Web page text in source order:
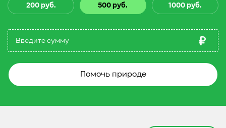
200 руб. 500 руб. 1000 руб.
Помочь природе